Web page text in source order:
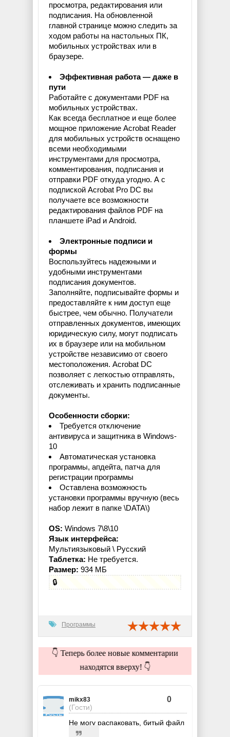
просмотра, редактирования или
подписания. На обновленной
главной странице можно следить за
ходом работы на настольных ПК,
мобильных устройствах или в
браузере.
Эффективная работа — даже в
пути
Работайте с документами PDF на
мобильных устройствах.
Как всегда бесплатное и еще более
мощное приложение Acrobat Reader
для мобильных устройств оснащено
всеми необходимыми
инструментами для просмотра,
комментирования, подписания и
отправки PDF откуда угодно. А с
подпиской Acrobat Pro DC вы
получаете все возможности
редактирования файлов PDF на
планшете iPad и Android.
Электронные подписи и
формы
Воспользуйтесь надежными и
удобными инструментами
подписания документов.
Заполняйте, подписывайте формы и
предоставляйте к ним доступ еще
быстрее, чем обычно. Получатели
отправленных документов, имеющих
юридическую силу, могут подписать
их в браузере или на мобильном
устройстве независимо от своего
местоположения. Acrobat DC
позволяет с легкостью отправлять,
отслеживать и хранить подписанные
документы.
Особенности сборки:
Требуется отключение
антивируса и защитника в Windows-
10
Автоматическая установка
программы, апдейта, патча для
регистрации программы
Оставлена возможность
установки программы вручную (весь
набор лежит в папке \DATA\)
OS: Windows 7\8\10
Язык интерфейса:
Мультиязыковый \ Русский
Таблетка: Не требуется.
Размер: 934 МБ
🔒
Программы
👇 Теперь более новые комментарии
находятся вверху! 👇
mikx83
(Гости)
0
Не могу распаковать, битый файл